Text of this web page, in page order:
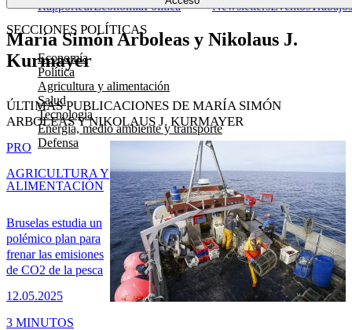
SECCIONES POLÍTICAS
Economía
Política
Agricultura y alimentación
Salud
Tecnología
Energía, medio ambiente y transporte
Defensa
RapporteurEconomíaPolítica NewslettersEventosTrabajos
María Simón Arboleas y Nikolaus J.
Kurmayer
ÚLTIMAS PUBLICACIONES DE MARÍA SIMÓN
ARBOLEAS Y NIKOLAUS J. KURMAYER
Bruselas estudia un
polémico plan para
frenar las emisiones
de CO2 de la pesca
12.05.2025
PRO
AGRICULTURA Y
ALIMENTACIÓN
3 MINUTOS